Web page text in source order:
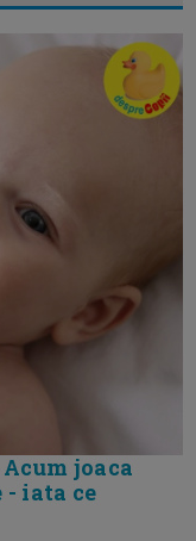
joaca
- iata ce